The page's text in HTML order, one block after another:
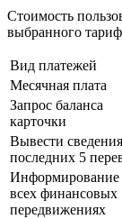
Стоимость
выбранного
Вид платежей
Месячная плата
Запрос баланса
карточки
Вывести
последних 5
Информирование
всех финансовых
передвижениях